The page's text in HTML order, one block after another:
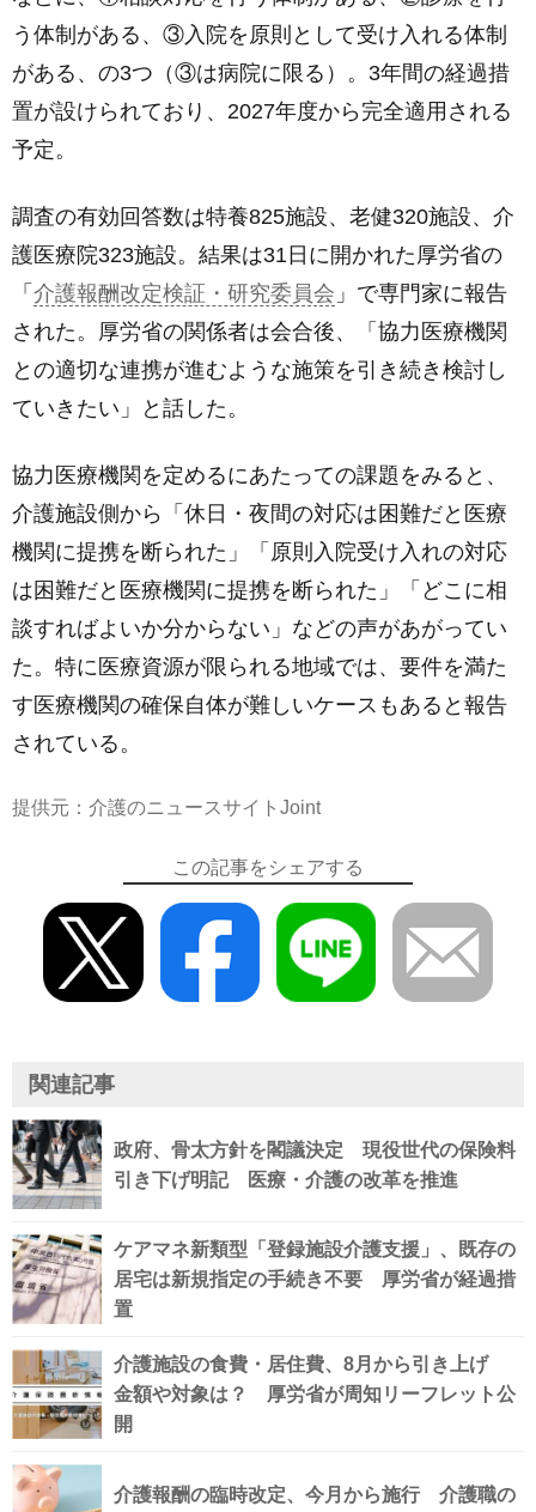
う体制がある、③入院を原則として受け入れる体制
がある、の3つ（③は病院に限る）。3年間の経過措
置が設けられており、2027年度から完全適用される
予定。
調査の有効回答数は特養825施設、老健320施設、介
護医療院323施設。結果は31日に開かれた厚労省の
「 介護報酬改定検証・研究委員会 」で専門家に報告
された。厚労省の関係者は会合後、「協力医療機関
との適切な連携が進むような施策を引き続き検討し
ていきたい」と話した。
協力医療機関を定めるにあたっての課題をみると、
介護施設側から「休日・夜間の対応は困難だと医療
機関に提携を断られた」「原則入院受け入れの対応
は困難だと医療機関に提携を断られた」「どこに相
談すればよいか分からない」などの声があがってい
た。特に医療資源が限られる地域では、要件を満た
す医療機関の確保自体が難しいケースもあると報告
されている。
提供元：介護のニュースサイトJoint
この記事をシェアする
関連記事
政府、骨太方針を閣議決定 現役世代の保険料
引き下げ明記 医療・介護の改革を推進
ケアマネ新類型「登録施設介護支援」、既存の
居宅は新規指定の手続き不要 厚労省が経過措
置
介護施設の食費・居住費、8月から引き上げ
金額や対象は？ 厚労省が周知リーフレット公
開
介護報酬の臨時改定、今月から施行 介護職の